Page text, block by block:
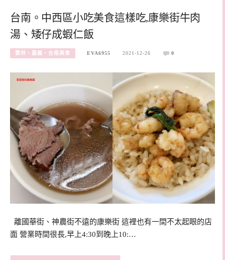
台南。中西區小吃美食這樣吃,康樂街牛肉
湯、矮仔成蝦仁飯
雲林、嘉義、台南美食 EVA6955 2021-12-26 0
離國華街、神農街不遠的康樂街 這裡也有一間不太起眼的店
面 營業時間很長,早上4:30到晚上10:…